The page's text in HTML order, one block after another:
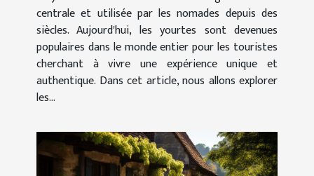
centrale et utilisée par les nomades depuis des
siècles. Aujourd'hui, les yourtes sont devenues
populaires dans le monde entier pour les touristes
cherchant à vivre une expérience unique et
authentique. Dans cet article, nous allons explorer
les...